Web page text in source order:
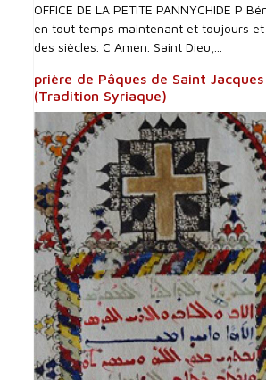
OFFICE DE LA PETITE PANNYCHIDE P
en tout temps maintenant et toujours et
des siècles. C Amen. Saint Dieu,...
prière de Pâques de Saint
(Tradition Syriaque)